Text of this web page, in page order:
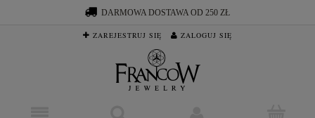
DARMOWA DOSTAWA OD 250 ZŁ
ZAREJESTRUJ SIĘ ZALOGUJ SIĘ